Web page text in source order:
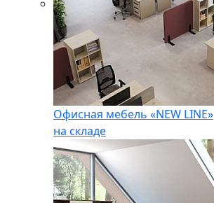
Офисная мебель «NEW LINE»
на складе